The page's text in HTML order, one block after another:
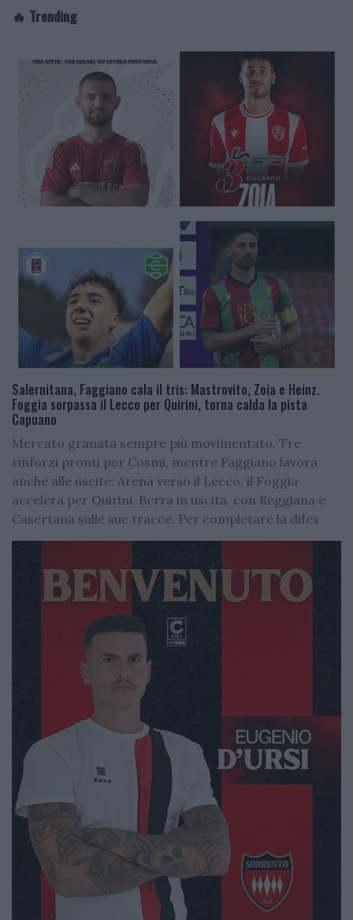
🔥 Trending
Salernitana, Faggiano cala il tris: Mastrovito, Zoia e Heinz.
Foggia sorpassa il Lecco per Quirini, torna calda la pista
Capuano
Mercato granata sempre più movimentato. Tre
rinforzi pronti per Cosmi, mentre Faggiano lavora
anche alle uscite: Arena verso il Lecco, il Foggia
accelera per Quirini. Berra in uscita, con Reggiana e
Casertana sulle sue tracce. Per completare la difes